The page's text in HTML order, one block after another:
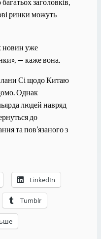
заголовків,
ринки можуть
новин уже
— каже вона.
Сі щодо Китаю
Однак
людей навряд
до
та пов’язаного з
LinkedIn
Tumblr